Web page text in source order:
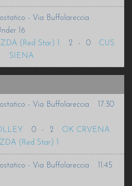
- Via Buffolareccia
16
(Red Star) 1
2 - 0
CUS
SIENA
- Via Buffolareccia
17:30
0 - 2
OK CRVENA
(Red Star) 1
- Via Buffolareccia
11:45